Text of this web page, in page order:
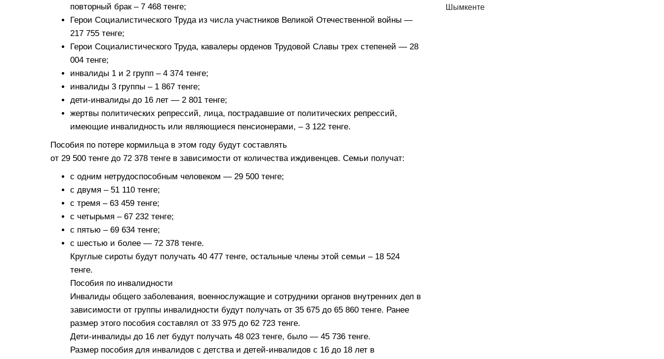
повторный брак – 7 468 тенге;
Герои Социалистического Труда из числа участников Великой Отечественной войны —
217 755 тенге;
Герои Социалистического Труда, кавалеры орденов Трудовой Славы трех степеней — 28
004 тенге;
инвалиды 1 и 2 групп – 4 374 тенге;
инвалиды 3 группы – 1 867 тенге;
дети-инвалиды до 16 лет — 2 801 тенге;
жертвы политических репрессий, лица, пострадавшие от политических репрессий,
имеющие инвалидность или являющиеся пенсионерами, – 3 122 тенге.
Пособия по потере кормильца в этом году будут составлять
от 29 500 тенге до 72 378 тенге в зависимости от количества иждивенцев. Семьи получат:
с одним нетрудоспособным человеком — 29 500 тенге;
с двумя – 51 110 тенге;
с тремя – 63 459 тенге;
с четырьмя – 67 232 тенге;
с пятью – 69 634 тенге;
с шестью и более — 72 378 тенге.
Круглые сироты будут получать 40 477 тенге, остальные члены этой семьи – 18 524
тенге.
Пособия по инвалидности
Инвалиды общего заболевания, военнослужащие и сотрудники органов внутренних дел в
зависимости от группы инвалидности будут получать от 35 675 до 65 860 тенге. Ранее
размер этого пособия составлял от 33 975 до 62 723 тенге.
Дети-инвалиды до 16 лет будут получать 48 023 тенге, было — 45 736 тенге.
Размер пособия для инвалидов с детства и детей-инвалидов с 16 до 18 лет в
Шымкенте